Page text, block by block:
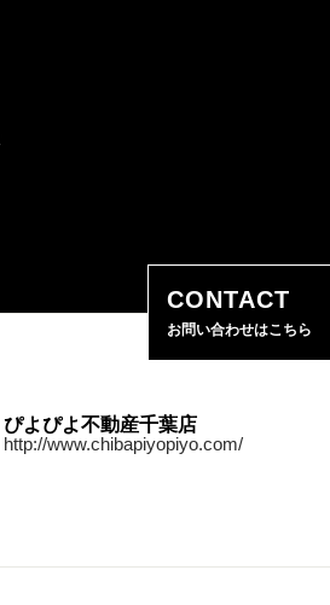
CONTACT
お問い合わせはこちら
ぴよぴよ不動産千葉店
http://www.chibapiyopiyo.com/